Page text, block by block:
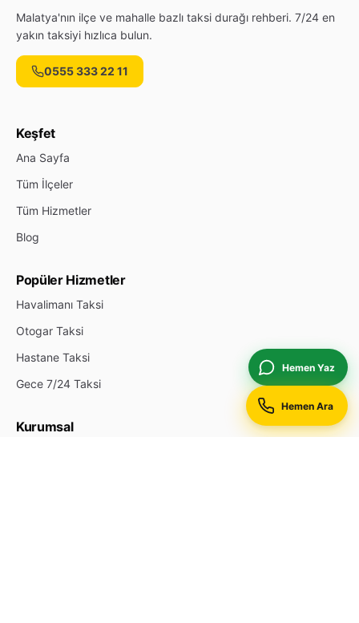
Malatya'nın ilçe ve mahalle bazlı taksi durağı rehberi. 7/24 en
yakın taksiyi hızlıca bulun.
0555 333 22 11
Keşfet
Ana Sayfa
Tüm İlçeler
Tüm Hizmetler
Blog
Popüler Hizmetler
Havalimanı Taksi
Otogar Taksi
Hastane Taksi
Gece 7/24 Taksi
Kurumsal
Hemen Yaz
Hemen Ara